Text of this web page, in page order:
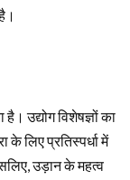
है। उद्योग विशेषज्ञों का
के लिए प्रतिस्पर्धा में
उड़ान के महत्व